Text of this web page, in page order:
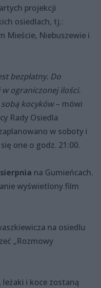
projekcji
osiedlach, tj.:
Mieście, Niebuszewie i
bezpłatny. Do
ograniczonej ilości.
kocyków– mówi
Rady Osiedla
w soboty i
one o godz. 21:00.
na Gumieńcach.
wyświetlony film
na osiedlu
„Rozmowy
, leżaki i koce zostaną